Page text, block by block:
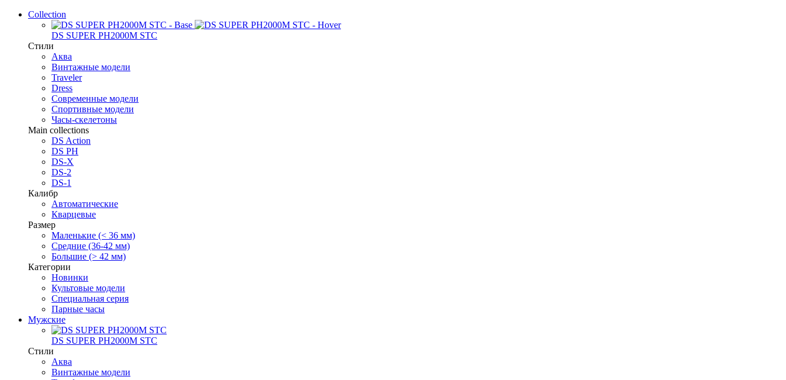
Collection
DS SUPER PH2000M STC
Стили
Аква
Винтажные модели
Traveler
Dress
Современные модели
Спортивные модели
Часы-скелетоны
Main collections
DS Action
DS PH
DS-X
DS-2
DS-1
Калибр
Автоматические
Кварцевые
Размер
Маленькие (< 36 мм)
Средние (36-42 мм)
Большие (> 42 мм)
Категории
Новинки
Культовые модели
Специальная серия
Парные часы
Мужские
DS SUPER PH2000M STC
Стили
Аква
Винтажные модели